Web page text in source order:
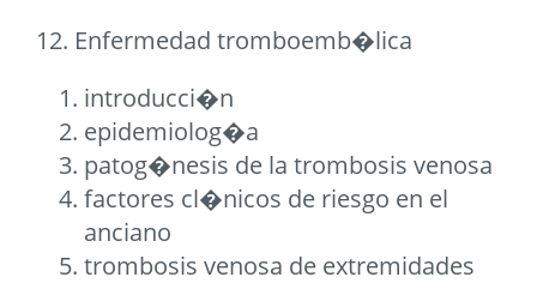
12. Enfermedad tromboemb�lica
introducci�n
epidemiolog�a
patog�nesis de la trombosis venosa
factores cl�nicos de riesgo en el
anciano
trombosis venosa de extremidades